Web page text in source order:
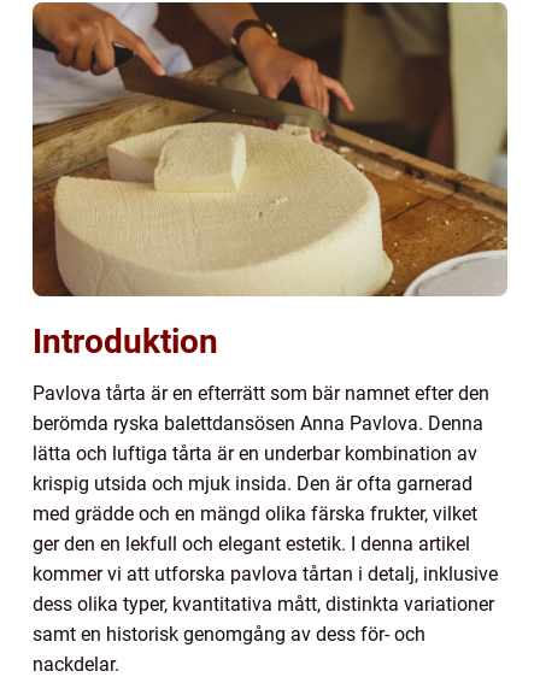
Introduktion
Pavlova tårta är en efterrätt som bär namnet efter den
berömda ryska balettdansösen Anna Pavlova. Denna
lätta och luftiga tårta är en underbar kombination av
krispig utsida och mjuk insida. Den är ofta garnerad
med grädde och en mängd olika färska frukter, vilket
ger den en lekfull och elegant estetik. I denna artikel
kommer vi att utforska pavlova tårtan i detalj, inklusive
dess olika typer, kvantitativa mått, distinkta variationer
samt en historisk genomgång av dess för- och
nackdelar.